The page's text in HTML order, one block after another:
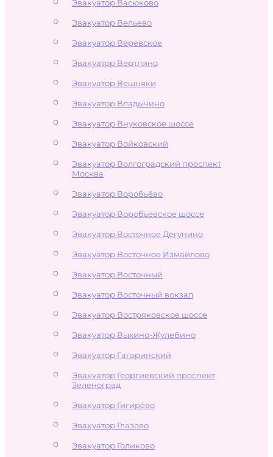
Эвакуатор Васюково
Эвакуатор Вельево
Эвакуатор Веревское
Эвакуатор Вертлино
Эвакуатор Вешняки
Эвакуатор Владычино
Эвакуатор Внуковское шоссе
Эвакуатор Войковский
Эвакуатор Волгоградский проспект
Москва
Эвакуатор Воробьёво
Эвакуатор Воробьевское шоссе
Эвакуатор Восточное Дегунино
Эвакуатор Восточное Измайлово
Эвакуатор Восточный
Эвакуатор Восточный вокзал
Эвакуатор Востряковское шоссе
Эвакуатор Выхино-Жулебино
Эвакуатор Гагаринский
Эвакуатор Георгиевский проспект
Зеленоград
Эвакуатор Гигирёво
Эвакуатор Глазово
Эвакуатор Голиково